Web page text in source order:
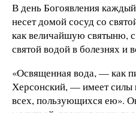
В день Богоявления
несет домой сосуд со
как величайшую святыню,
святой водой в болезнях и
«Освященная вода, — как
Херсонский, — имеет силы
всех, пользующихся ею».